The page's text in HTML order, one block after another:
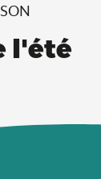
l'été
vous dans